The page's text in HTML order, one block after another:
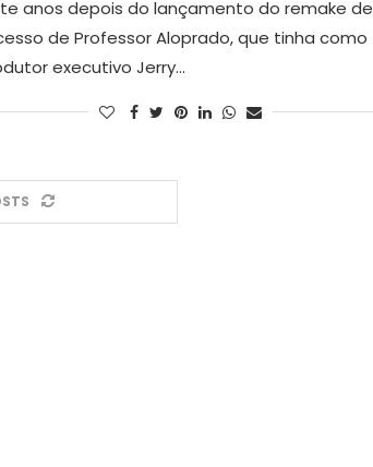
anos depois do lançamento do remake de
de Professor Aloprado, que tinha como
executivo Jerry…